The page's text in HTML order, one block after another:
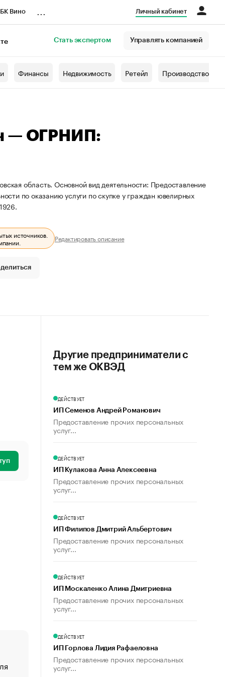
Вино Личный кабинет
Стать экспертом Управлять компанией
Финансы Недвижимость Ретейл Производство
— ОГРНИП:
область. Основной вид деятельности: Предоставление
по оказанию услуги по скупке у граждан ювелирных
источников.
Редактировать описание
«От спорта тело стареет иначе». Как живет глава
Другие предприниматели с
тем же ОКВЭД
ДЕЙСТВУЕТ
ИП Семенов Андрей Романович
Предоставление прочих персональных
услуг...
ДЕЙСТВУЕТ
ИП Кулакова Анна Алексеевна
Предоставление прочих персональных
услуг...
ДЕЙСТВУЕТ
ИП Филипов Дмитрий Альбертович
Предоставление прочих персональных
услуг...
ДЕЙСТВУЕТ
ИП Москаленко Алина Дмитриевна
Предоставление прочих персональных
услуг...
ДЕЙСТВУЕТ
ИП Горлова Лидия Рафаеловна
Предоставление прочих персональных
услуг...